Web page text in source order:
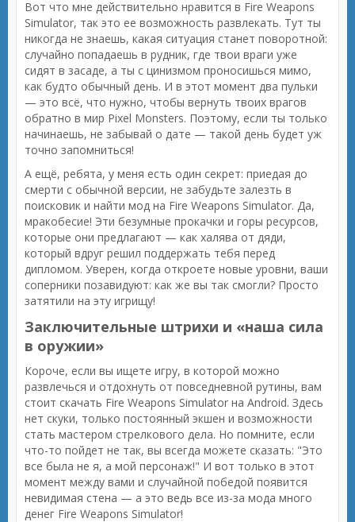
Вот что мне действительно нравится в Fire Weapons
Simulator, так это ее возможность развлекать. Тут ты
никогда не знаешь, какая ситуация станет поворотной:
случайно попадаешь в рудник, где твои враги уже
сидят в засаде, а ты с цинизмом проносишься мимо,
как будто обычный день. И в этот момент два пульки
— это всё, что нужно, чтобы вернуть твоих врагов
обратно в мир Pixel Monsters. Поэтому, если ты только
начинаешь, не забывай о дате — такой день будет уж
точно запомниться!
А ещё, ребята, у меня есть один секрет: приедая до
смерти с обычной версии, не забудьте залезть в
поисковик и найти мод на Fire Weapons Simulator. Да,
мракобесие! Эти безумные прокачки и горы ресурсов,
которые они предлагают — как халява от дяди,
который вдруг решил поддержать тебя перед
дипломом. Уверен, когда откроете новые уровни, ваши
соперники позавидуют: как же вы так смогли? Просто
затятили на эту игрищу!
Заключительные штрихи и «наша сила
в оружии»
Короче, если вы ищете игру, в которой можно
развлечься и отдохнуть от повседневной рутины, вам
стоит скачать Fire Weapons Simulator на Android. Здесь
нет скуки, только постоянный экшен и возможности
стать мастером стрелкового дела. Но помните, если
что-то пойдет не так, вы всегда можете сказать: "Это
все была не я, а мой персонаж!" И вот только в этот
момент между вами и случайной победой появится
невидимая стена — а это ведь все из-за мода много
денег Fire Weapons Simulator!